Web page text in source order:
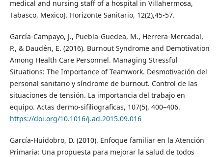
medical and nursing staff of a hospital in Villahermosa,
Tabasco, Mexico]. Horizonte Sanitario, 12(2),45-57.
García-Campayo, J., Puebla-Guedea, M., Herrera-Mercadal,
P., & Daudén, E. (2016). Burnout Syndrome and Demotivation
Among Health Care Personnel. Managing Stressful
Situations: The Importance of Teamwork. Desmotivación del
personal sanitario y síndrome de burnout. Control de las
situaciones de tensión. La importancia del trabajo en
equipo. Actas dermo-sifiliograficas, 107(5), 400–406.
https://doi.org/10.1016/j.ad.2015.09.016
García-Huidobro, D. (2010). Enfoque familiar en la Atención
Primaria: Una propuesta para mejorar la salud de todos